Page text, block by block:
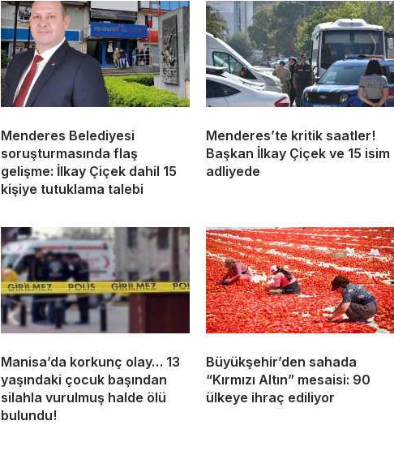
Menderes Belediyesi
soruşturmasında flaş
gelişme: İlkay Çiçek dahil 15
kişiye tutuklama talebi
Menderes’te kritik saatler!
Başkan İlkay Çiçek ve 15 isim
adliyede
Manisa’da korkunç olay… 13
yaşındaki çocuk başından
silahla vurulmuş halde ölü
bulundu!
Büyükşehir’den sahada
“Kırmızı Altın” mesaisi: 90
ülkeye ihraç ediliyor